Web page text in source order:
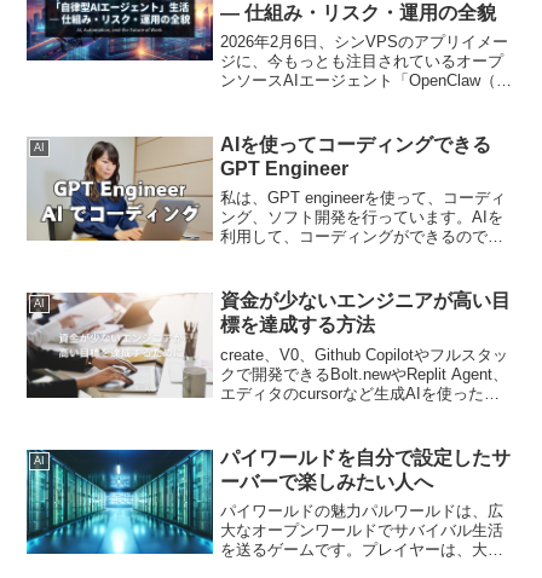
— 仕組み・リスク・運用の全貌
2026年2月6日、シンVPSのアプリイメー
ジに、今もっとも注目されているオープ
ンソースAIエージェント「OpenClaw（オ
体験が、このツールによって「AIにPC
操...
AI
AIを使ってコーディングできる
GPT Engineer
私は、GPT engineerを使って、コーディ
ング、ソフト開発を行っています。AIを
利用して、コーディングができるので、
Engineerは、AIを活用...
AI
資金が少ないエンジニアが高い目
標を達成する方法
create、V0、Github Copilotやフルスタッ
クで開発できるBolt.newやReplit Agent、
エディタのcursorなど生成AIを使ったコ
える枠...
AI
パイワールドを自分で設定したサ
ーバーで楽しみたい人へ
パイワールドの魅力パルワールドは、広
大なオープンワールドでサバイバル生活
を送るゲームです。プレイヤーは、大小